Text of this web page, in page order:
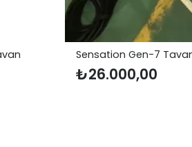
220V Karavan
₺1.200,00